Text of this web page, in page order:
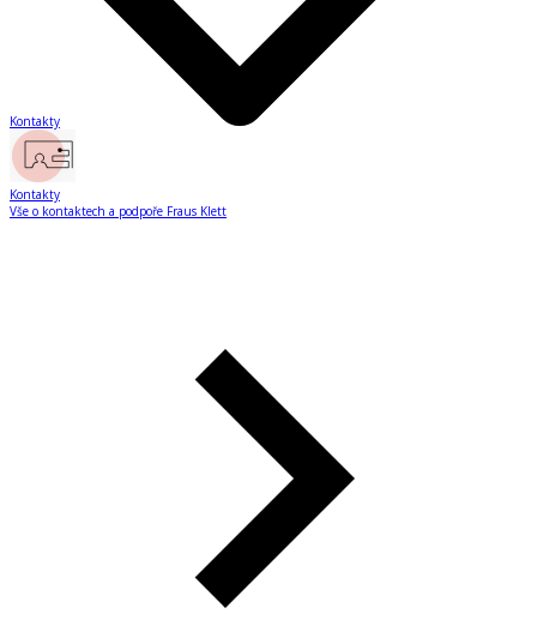
Kontakty
Kontakty
Vše o kontaktech a podpoře Fraus Klett